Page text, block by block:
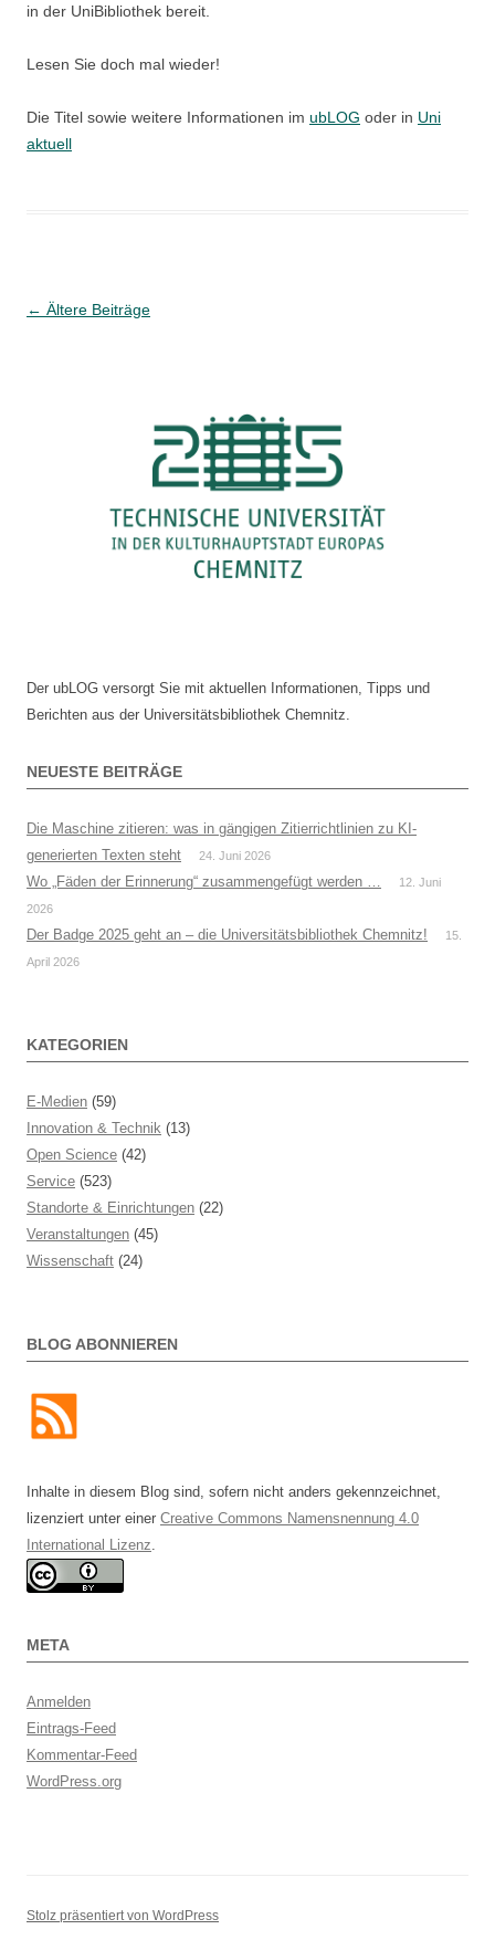
in der UniBibliothek bereit.
Lesen Sie doch mal wieder!
Die Titel sowie weitere Informationen im ubLOG oder in Uni
aktuell
Beitragsnavigation
← Ältere Beiträge
Der ubLOG versorgt Sie mit aktuellen Informationen, Tipps und
Berichten aus der Universitätsbibliothek Chemnitz.
NEUESTE BEITRÄGE
Die Maschine zitieren: was in gängigen Zitierrichtlinien zu KI-
generierten Texten steht
24. Juni 2026
Wo „Fäden der Erinnerung“ zusammengefügt werden …
12. Juni
2026
Der Badge 2025 geht an – die Universitätsbibliothek Chemnitz!
15.
April 2026
KATEGORIEN
E-Medien (59)
Innovation & Technik (13)
Open Science (42)
Service (523)
Standorte & Einrichtungen (22)
Veranstaltungen (45)
Wissenschaft (24)
BLOG ABONNIEREN
Inhalte in diesem Blog sind, sofern nicht anders gekennzeichnet,
lizenziert unter einer Creative Commons Namensnennung 4.0
International Lizenz.
META
Anmelden
Eintrags-Feed
Kommentar-Feed
WordPress.org
Stolz präsentiert von WordPress